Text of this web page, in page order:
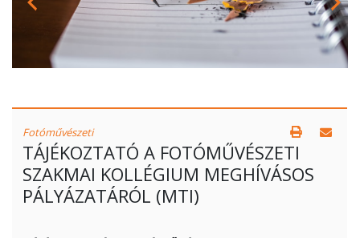
Fotóművészeti
TÁJÉKOZTATÓ A FOTÓMŰVÉSZETI
SZAKMAI KOLLÉGIUM MEGHÍVÁSOS
PÁLYÁZATÁRÓL (MTI)